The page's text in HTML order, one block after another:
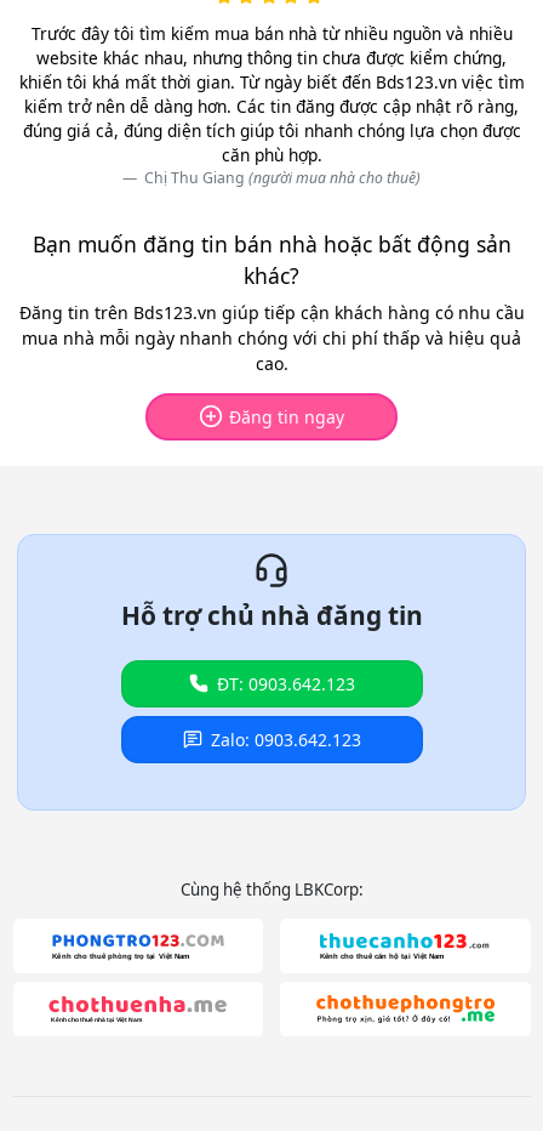
Trước đây tôi tìm kiếm mua bán nhà từ nhiều nguồn và nhiều
website khác nhau, nhưng thông tin chưa được kiểm chứng,
khiến tôi khá mất thời gian. Từ ngày biết đến Bds123.vn việc tìm
kiếm trở nên dễ dàng hơn. Các tin đăng được cập nhật rõ ràng,
đúng giá cả, đúng diện tích giúp tôi nhanh chóng lựa chọn được
căn phù hợp.
Chị Thu Giang (người mua nhà cho thuê)
Bạn muốn đăng tin bán nhà hoặc bất động sản
khác?
Đăng tin trên Bds123.vn giúp tiếp cận khách hàng có nhu cầu
mua nhà mỗi ngày nhanh chóng với chi phí thấp và hiệu quả
cao.
Đăng tin ngay
Hỗ trợ chủ nhà đăng tin
ĐT: 0903.642.123
Zalo: 0903.642.123
Cùng hệ thống LBKCorp: